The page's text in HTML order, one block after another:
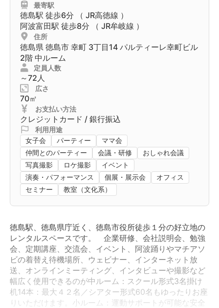
最寄駅
徳島駅 徒歩6分 （ JR高徳線 ）
阿波富田駅 徒歩8分 （ JR牟岐線 ）
住所
徳島県 徳島市 幸町 3丁目14 パルティーレ幸町ビル
2階 中ルーム
定員人数
～72人
広さ
70㎡
お支払い方法
クレジットカード / 銀行振込
利用用途
女子会
パーティー
ママ会
仲間とのパーティー
会議・研修
おしゃれ会議
写真撮影
ロケ撮影
イベント
演奏・パフォーマンス
個展・展示会
オフィス
セミナー
教室（文化系）
徳島駅、徳島県庁近く、徳島市役所徒歩１分の好立地の
レンタルスペースです。 企業研修、会社説明会、勉強
会、定期講座、交流会、イベント、阿波踊りやマチアソ
ビの着替え待機場所、ウェビナー、インターネット放
送、オンラインミーティング、インタビューや撮影など
幅広く使用できるのが中ルーム：スクール形式3名掛け
机14本：最大４２名／シアター形式60名もゆったりお座
りいただけます。小ルーム：運動サポートが可能な安全